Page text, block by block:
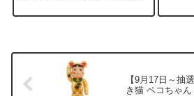
JORDAN1″CHICAGO”をヴィン
登場し
【9月17日～抽
き猫 ペコちゃ